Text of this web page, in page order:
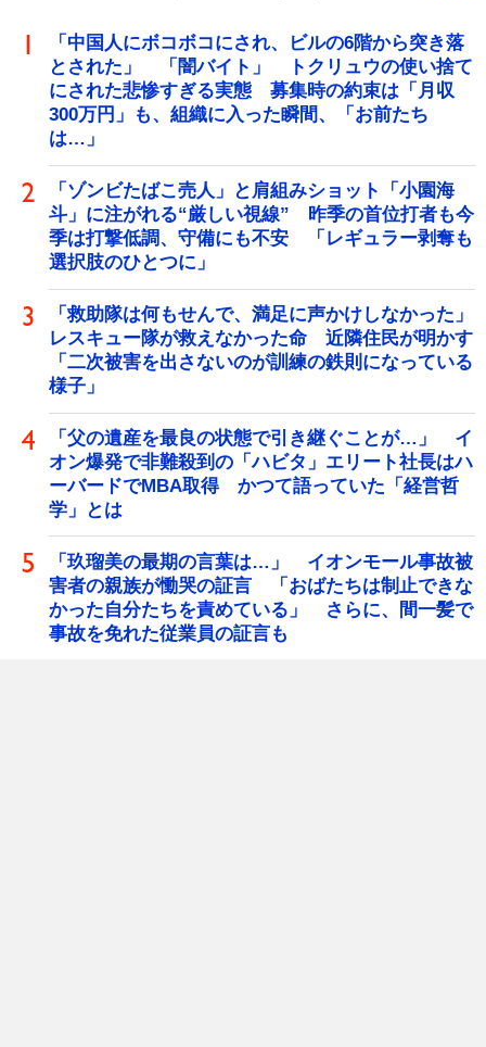
「中国人にボコボコにされ、ビルの6階から突き落
とされた」 「闇バイト」 トクリュウの使い捨て
にされた悲惨すぎる実態 募集時の約束は「月収
300万円」も、組織に入った瞬間、「お前たち
は…」
「ゾンビたばこ売人」と肩組みショット「小園海
斗」に注がれる“厳しい視線” 昨季の首位打者も今
季は打撃低調、守備にも不安 「レギュラー剥奪も
選択肢のひとつに」
「救助隊は何もせんで、満足に声かけしなかった」
レスキュー隊が救えなかった命 近隣住民が明かす
「二次被害を出さないのが訓練の鉄則になっている
様子」
「父の遺産を最良の状態で引き継ぐことが…」 イ
オン爆発で非難殺到の「ハビタ」エリート社長はハ
ーバードでMBA取得 かつて語っていた「経営哲
学」とは
「玖瑠美の最期の言葉は…」 イオンモール事故被
害者の親族が慟哭の証言 「おばたちは制止できな
かった自分たちを責めている」 さらに、間一髪で
事故を免れた従業員の証言も